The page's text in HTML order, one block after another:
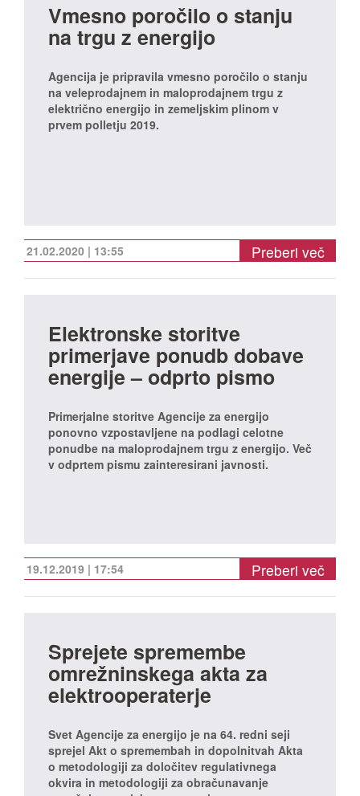
Vmesno poročilo o stanju
na trgu z energijo
Agencija je pripravila vmesno poročilo o stanju
na veleprodajnem in maloprodajnem trgu z
električno energijo in zemeljskim plinom v
prvem polletju 2019.
21.02.2020 | 13:55 Preberi več
Elektronske storitve
primerjave ponudb dobave
energije – odprto pismo
Primerjalne storitve Agencije za energijo
ponovno vzpostavljene na podlagi celotne
ponudbe na maloprodajnem trgu z energijo. Več
v odprtem pismu zainteresirani javnosti.
19.12.2019 | 17:54 Preberi več
Sprejete spremembe
omrežninskega akta za
elektrooperaterje
Svet Agencije za energijo je na 64. redni seji
sprejel Akt o spremembah in dopolnitvah Akta
o metodologiji za določitev regulativnega
okvira in metodologiji za obračunavanje